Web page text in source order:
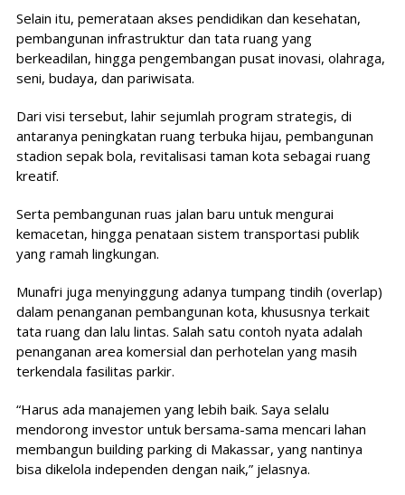
Selain itu, pemerataan akses pendidikan dan kesehatan,
pembangunan infrastruktur dan tata ruang yang
berkeadilan, hingga pengembangan pusat inovasi, olahraga,
seni, budaya, dan pariwisata.
Dari visi tersebut, lahir sejumlah program strategis, di
antaranya peningkatan ruang terbuka hijau, pembangunan
stadion sepak bola, revitalisasi taman kota sebagai ruang
kreatif.
Serta pembangunan ruas jalan baru untuk mengurai
kemacetan, hingga penataan sistem transportasi publik
yang ramah lingkungan.
Munafri juga menyinggung adanya tumpang tindih (overlap)
dalam penanganan pembangunan kota, khususnya terkait
tata ruang dan lalu lintas. Salah satu contoh nyata adalah
penanganan area komersial dan perhotelan yang masih
terkendala fasilitas parkir.
“Harus ada manajemen yang lebih baik. Saya selalu
mendorong investor untuk bersama-sama mencari lahan
membangun building parking di Makassar, yang nantinya
bisa dikelola independen dengan naik,” jelasnya.